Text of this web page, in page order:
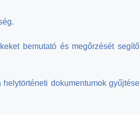
bemutató és megőrzését segítő
dokumentumok gyűjtése